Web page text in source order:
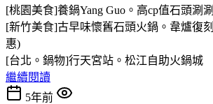
[桃園美食]養鍋Yang Guo。高cp值石頭涮
[新竹美食]古早味懷舊石頭火鍋。韋爐復
惠)
[台北。鍋物]行天宮站。松江自助火鍋城
繼續閱讀
5年前